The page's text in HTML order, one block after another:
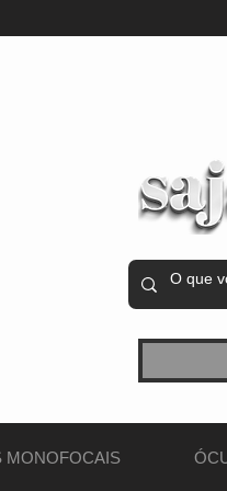
MONOFOCAIS